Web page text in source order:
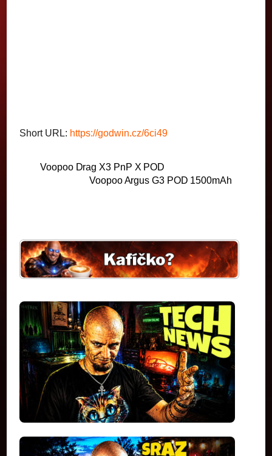
Short URL: https://godwin.cz/6ci49
Voopoo Drag X3 PnP X POD
Voopoo Argus G3 POD 1500mAh